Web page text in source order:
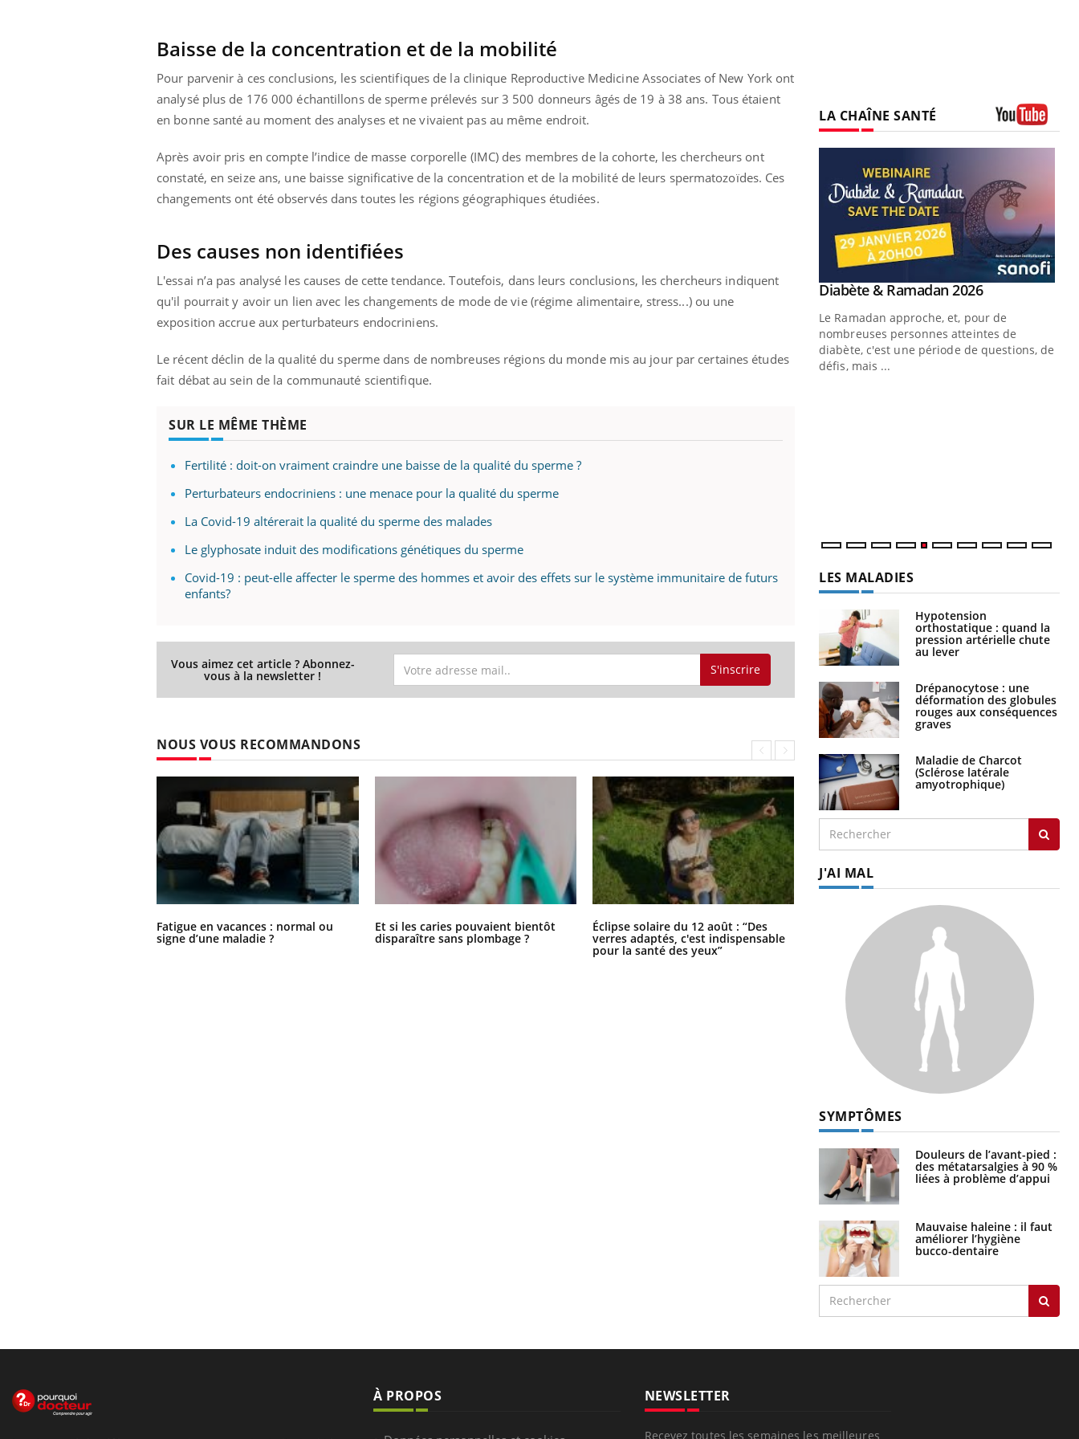
Baisse de la concentration et de la mobilité
Pour parvenir à ces conclusions, les scientifiques de la clinique Reproductive Medicine Associates of New York ont
analysé plus de 176 000 échantillons de sperme prélevés sur 3 500 donneurs âgés de 19 à 38 ans. Tous étaient
en bonne santé au moment des analyses et ne vivaient pas au même endroit.
Après avoir pris en compte l’indice de masse corporelle (IMC) des membres de la cohorte, les chercheurs ont
constaté, en seize ans, une baisse significative de la concentration et de la mobilité de leurs spermatozoïdes. Ces
changements ont été observés dans toutes les régions géographiques étudiées.
Des causes non identifiées
L'essai n’a pas analysé les causes de cette tendance. Toutefois, dans leurs conclusions, les chercheurs indiquent
qu'il pourrait y avoir un lien avec les changements de mode de vie (régime alimentaire, stress...) ou une
exposition accrue aux perturbateurs endocriniens.
Le récent déclin de la qualité du sperme dans de nombreuses régions du monde mis au jour par certaines études
fait débat au sein de la communauté scientifique.
SUR LE MÊME THÈME
Fertilité : doit-on vraiment craindre une baisse de la qualité du sperme ?
Perturbateurs endocriniens : une menace pour la qualité du sperme
La Covid-19 altérerait la qualité du sperme des malades
Le glyphosate induit des modifications génétiques du sperme
Covid-19 : peut-elle affecter le sperme des hommes et avoir des effets sur le système immunitaire de futurs
enfants?
Vous aimez cet article ? Abonnez-
vous à la newsletter ! S'inscrire
NOUS VOUS RECOMMANDONS
Fatigue en vacances : normal ou
signe d’une maladie ?
Et si les caries pouvaient bientôt
disparaître sans plombage ?
Éclipse solaire du 12 août : “Des
verres adaptés, c'est indispensable
pour la santé des yeux”
Les troubles du sommeil modifient
votre cerveau !
LA CHAÎNE SANTÉ
Carence en fer : comprendre pour
Youtube
même alopécie… Les symptômes de la
carence en fer sont multiples ce qui la rend
Youtube
Insuline & Charge mentale : et si on
osait en parler??Youtube
patients comme parfois chez les soignants.
Youtube
Eczéma Chronique des Mains : se
préparer pour l’été !Youtube
soleil, activités en plein air… Nos mains
Youtube
Diabète & Ramadan 2026Youtube
Le Ramadan approche, et, pour de
nombreuses personnes atteintes de
diabète, c'est une période de questions, de
défis, mais ...
LES MALADIES
Hypotension
orthostatique : quand la
pression artérielle chute
au lever
Drépanocytose : une
déformation des globules
rouges aux conséquences
graves
Maladie de Charcot
(Sclérose latérale
amyotrophique)
J'AI MAL
SYMPTÔMES
Douleurs de l’avant-pied :
des métatarsalgies à 90 %
liées à problème d’appui
Mauvaise haleine : il faut
améliorer l’hygiène
bucco-dentaire
À PROPOS NEWSLETTER
Recevez toutes les semaines les meilleures